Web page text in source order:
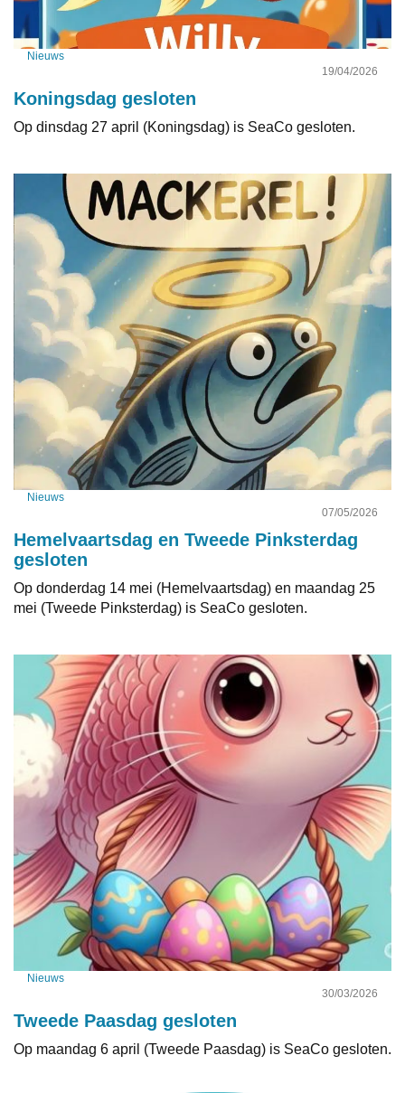
Nieuws
19/04/2026
Koningsdag gesloten
Op dinsdag 27 april (Koningsdag) is SeaCo gesloten.
Nieuws
07/05/2026
Hemelvaartsdag en Tweede Pinksterdag
gesloten
Op donderdag 14 mei (Hemelvaartsdag) en maandag 25
mei (Tweede Pinksterdag) is SeaCo gesloten.
Nieuws
30/03/2026
Tweede Paasdag gesloten
Op maandag 6 april (Tweede Paasdag) is SeaCo gesloten.